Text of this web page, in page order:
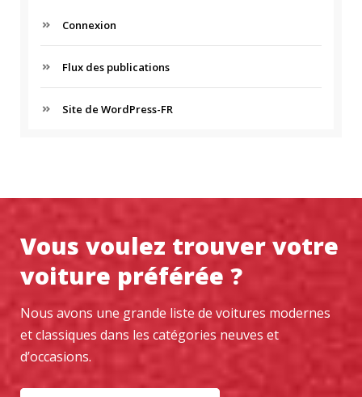
Connexion
Flux des publications
Site de WordPress-FR
Vous voulez trouver votre
voiture préférée ?
Nous avons une grande liste de voitures modernes
et classiques dans les catégories neuves et
d’occasions.